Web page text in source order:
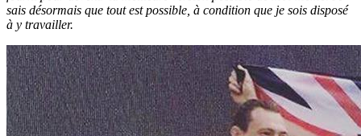
sais désormais que tout est possible, à condition que je sois disposé
à y travailler.